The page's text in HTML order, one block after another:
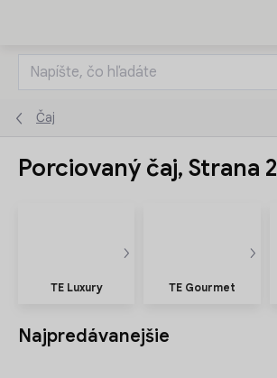
Čaj
Porciovaný čaj, Strana 2
TE Luxury TE Gourmet
Najpredávanejšie